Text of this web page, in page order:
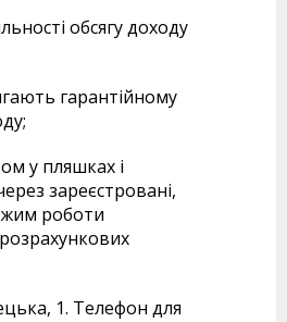
обсягу доходу
гарантійному
у пляшках і
зареєстровані,
роботи
1. Телефон для